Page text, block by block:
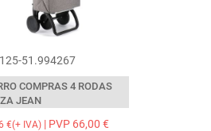
51.994267
COMPRAS 4 RODAS
JEAN
€(+ IVA)| PVP 66,00 €